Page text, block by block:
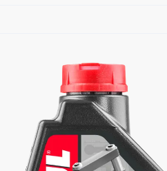
Encuentra un centro Motul